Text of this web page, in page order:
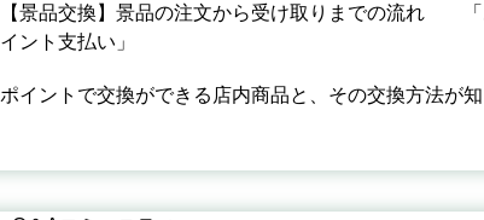
【景品交換】景品の注文から受け取りまでの流れ
イント支払い」
ポイントで交換ができる店内商品と、その交換方法が